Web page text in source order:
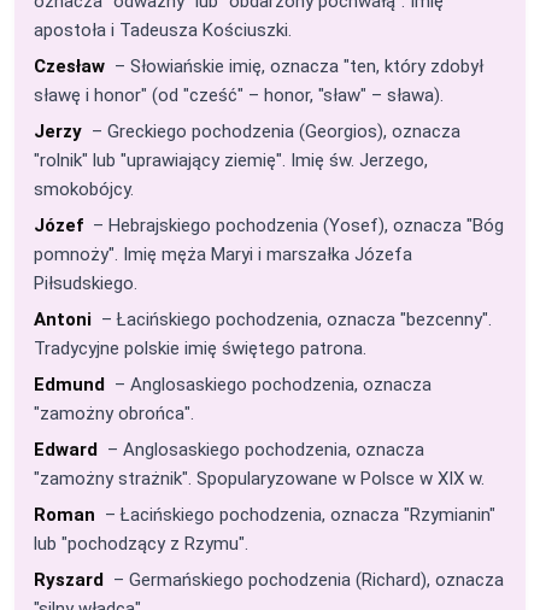
apostoła i Tadeusza Kościuszki.
Czesław – Słowiańskie imię, oznacza "ten, który zdobył
sławę i honor" (od "cześć" – honor, "sław" – sława).
Jerzy – Greckiego pochodzenia (Georgios), oznacza
"rolnik" lub "uprawiający ziemię". Imię św. Jerzego,
smokobójcy.
Józef – Hebrajskiego pochodzenia (Yosef), oznacza "Bóg
pomnoży". Imię męża Maryi i marszałka Józefa
Piłsudskiego.
Antoni – Łacińskiego pochodzenia, oznacza "bezcenny".
Tradycyjne polskie imię świętego patrona.
Edmund – Anglosaskiego pochodzenia, oznacza
"zamożny obrońca".
Edward – Anglosaskiego pochodzenia, oznacza
"zamożny strażnik". Spopularyzowane w Polsce w XIX w.
Roman – Łacińskiego pochodzenia, oznacza "Rzymianin"
lub "pochodzący z Rzymu".
Ryszard – Germańskiego pochodzenia (Richard), oznacza